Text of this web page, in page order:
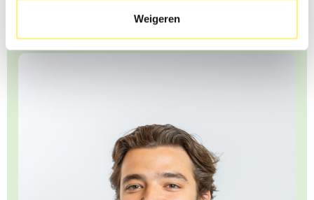
Weigeren
Bekijk zeker ook onze website voor meer vacatures in IT: